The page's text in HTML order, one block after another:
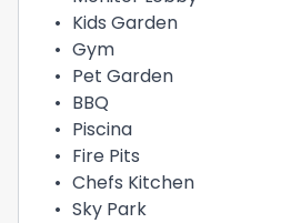
• Kids Garden
• Gym
• Pet Garden
• BBQ
• Piscina
• Fire Pits
• Chefs Kitchen
• Sky Park